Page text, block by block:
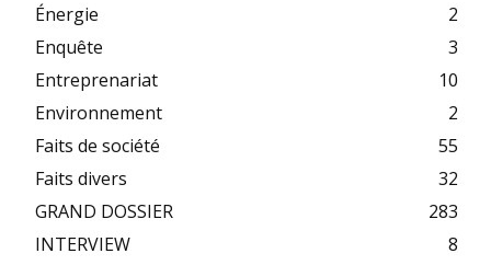
Énergie
2
Enquête
3
Entreprenariat
10
Environnement
2
Faits de société
55
Faits divers
32
GRAND DOSSIER
283
INTERVIEW
8